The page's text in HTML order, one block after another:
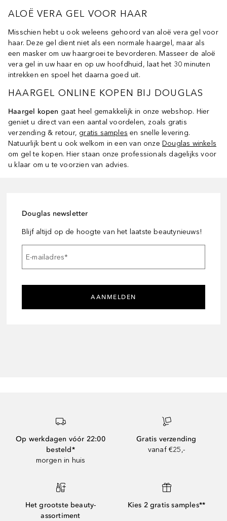
ALOË VERA GEL VOOR HAAR
Misschien hebt u ook weleens gehoord van aloë vera gel voor
haar. Deze gel dient niet als een normale haargel, maar als
een masker om uw haargroei te bevorderen. Masseer de aloë
vera gel in uw haar en op uw hoofdhuid, laat het 30 minuten
intrekken en spoel het daarna goed uit.
HAARGEL ONLINE KOPEN BIJ DOUGLAS
Haargel kopen gaat heel gemakkelijk in onze webshop. Hier
geniet u direct van een aantal voordelen, zoals gratis
verzending & retour, gratis samples en snelle levering.
Natuurlijk bent u ook welkom in een van onze Douglas winkels
om gel te kopen. Hier staan onze professionals dagelijks voor
u klaar om u te voorzien van advies.
Douglas newsletter
Blijf altijd op de hoogte van het laatste beautynieuws!
E-mailadres*
AANMELDEN
Op werkdagen vóór 22:00
besteld*
morgen in huis
Gratis verzending
vanaf €25,-
Het grootste beauty-
assortiment
Kies 2 gratis samples**